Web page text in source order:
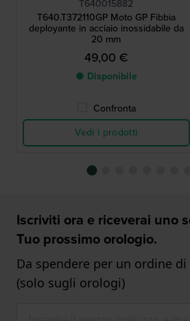
T640015882
T640.T372110GP Moto GP Fibbia
deployante in acciaio inossidabile da
20 mm
49,00 €
● Disponibile
Confronta
Vedi i prodotti
Iscriviti ora e riceverai uno
Tuo prossimo orologio.
Da spendere per un ordine
(solo sugli orologi)